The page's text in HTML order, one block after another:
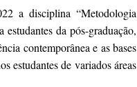
a disciplina “Metodologia
da pós-graduação,
contemporânea e as bases
estudantes de variados áreas